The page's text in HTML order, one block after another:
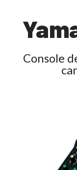
Console